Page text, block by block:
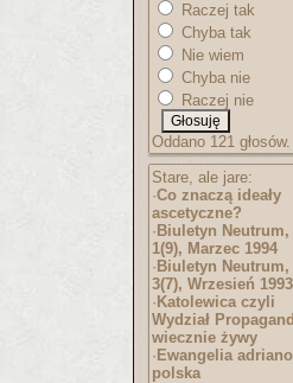
Raczej tak
Chyba tak
Nie wiem
Chyba nie
Raczej nie
Oddano 121 głosów.
Stare, ale jare:
·Co znaczą ideały
ascetyczne?
· Biuletyn Neutrum,
1(9), Marzec 1994
· Biuletyn Neutrum,
3(7), Wrzesień 1993
· Katolewica czyli
Wydział
wiecznie żywy
· Ewangelia
polska